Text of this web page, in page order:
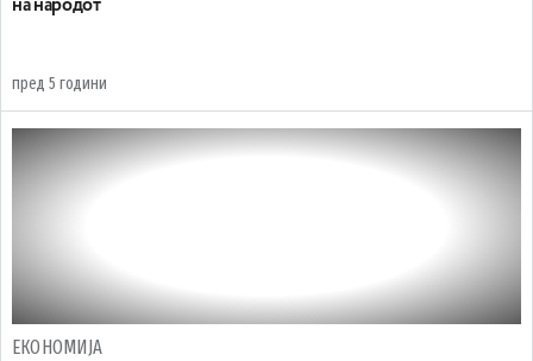
на народот
пред 5 години
ЕКОНОМИЈА